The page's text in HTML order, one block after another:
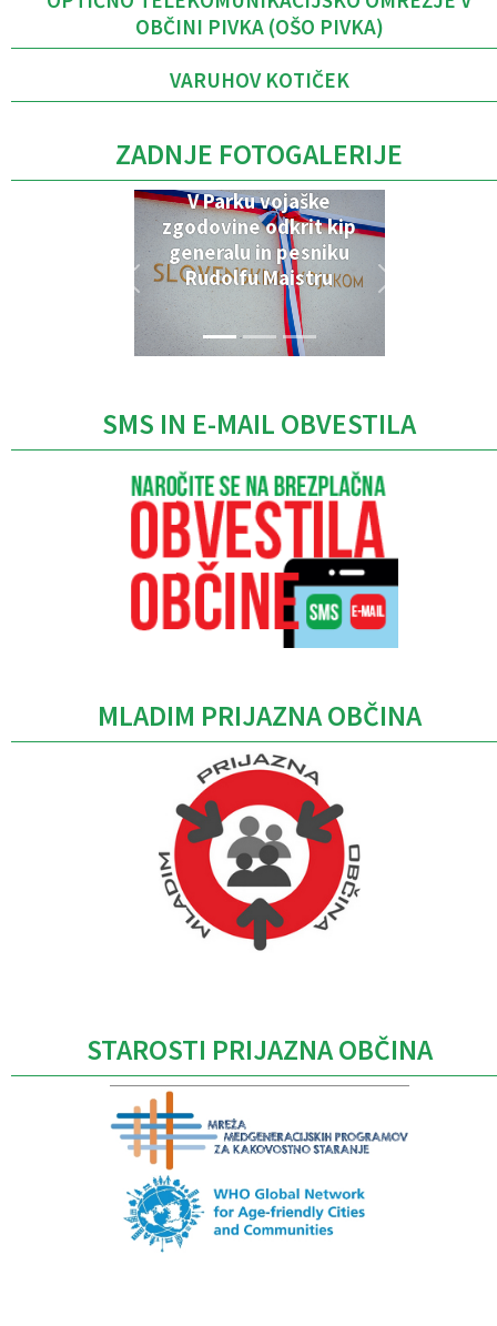
OBČINI PIVKA (OŠO PIVKA)
VARUHOV KOTIČEK
ZADNJE FOTOGALERIJE
V Parku vojaške
zgodovine odkrit kip
generalu in pesniku
Rudolfu Maistru
SMS IN E-MAIL OBVESTILA
MLADIM PRIJAZNA OBČINA
STAROSTI PRIJAZNA OBČINA